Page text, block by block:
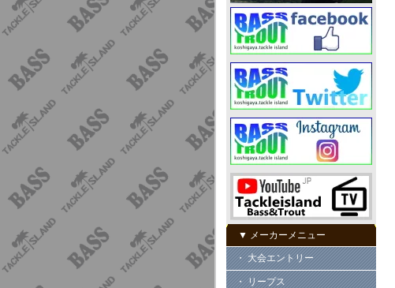
▼ メーカーメニュー
・ 大会エントリー
・ リープス